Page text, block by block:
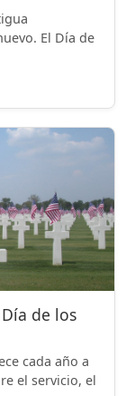
El Día de
de los
cada año a
el servicio, el